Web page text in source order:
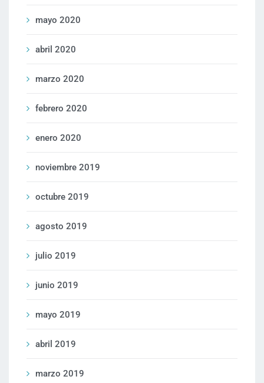
mayo 2020
abril 2020
marzo 2020
febrero 2020
enero 2020
noviembre 2019
octubre 2019
agosto 2019
julio 2019
junio 2019
mayo 2019
abril 2019
marzo 2019